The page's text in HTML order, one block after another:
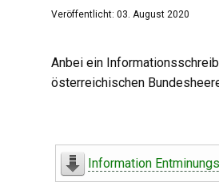
Veröffentlicht: 03. August 2020
Anbei ein
österreichischen
Information